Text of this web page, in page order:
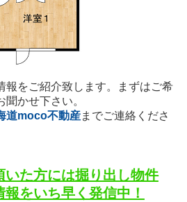
報をご紹介致します。まずはご希
かせ下さい。
道moco不動産までご連絡くださ
いた方には掘り出し物件
をいち早く発信中！